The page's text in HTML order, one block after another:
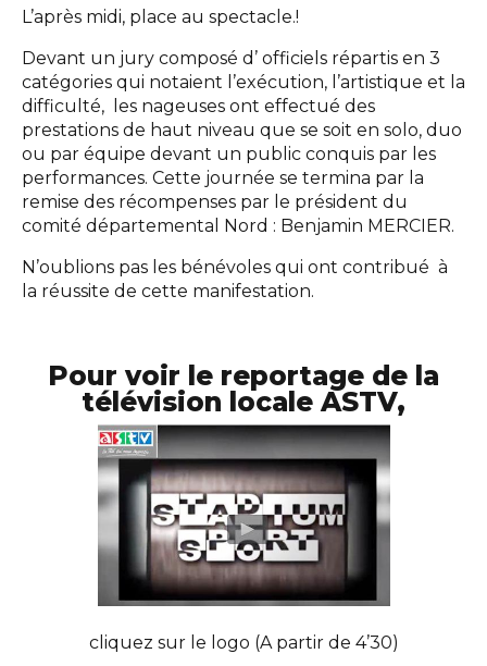
L’après midi, place au spectacle.!
Devant un jury composé d’ officiels répartis en 3
catégories qui notaient l’exécution, l’artistique et la
difficulté, les nageuses ont effectué des
prestations de haut niveau que se soit en solo, duo
ou par équipe devant un public conquis par les
performances. Cette journée se termina par la
remise des récompenses par le président du
comité départemental Nord : Benjamin MERCIER.
N’oublions pas les bénévoles qui ont contribué à
la réussite de cette manifestation.
Pour voir le reportage de la
télévision locale ASTV,
cliquez sur le logo (A partir de 4’30)